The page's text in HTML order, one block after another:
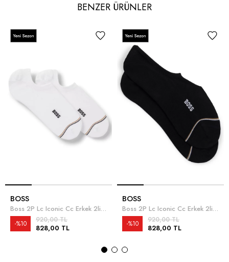
BENZER ÜRÜNLER
BOSS
Boss 2P Lc Iconic Cc Erkek 2li Çorap Beyaz
828,00 TL
920,00 TL
%10
BOSS
Boss 2P Lc Iconic Cc Erkek 2li Çorap Siyah
828,00 TL
920,00 TL
%10